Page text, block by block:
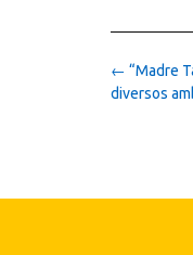
Post
navigation
← “Madre
diversos